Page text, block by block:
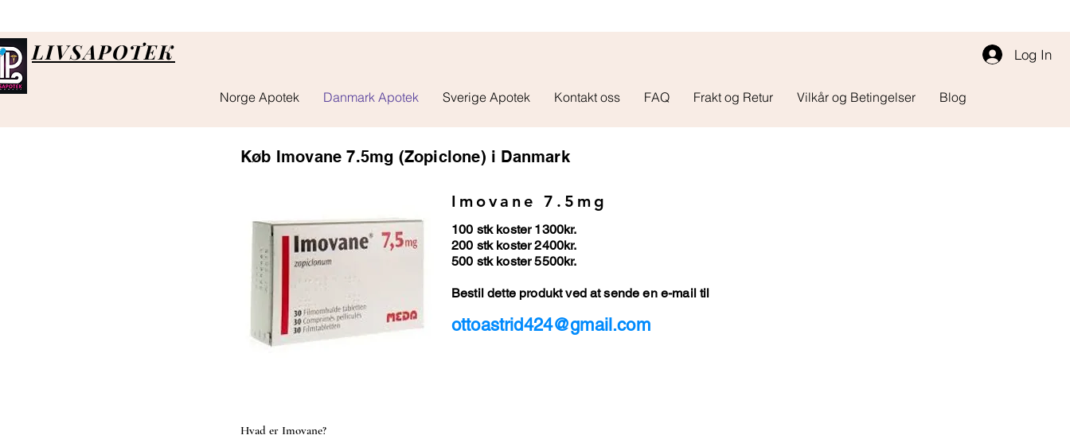
LIVSAPOTEK Log In
Norge Apotek Danmark Apotek Sverige Apotek Kontakt oss FAQ Frakt og Retur Vilkår og Betingelser Blog
Køb Imovane 7.5mg (Zopiclone) i Danmark
Imovane 7.5mg
100 stk koster 1300kr.
200 stk koster 2400kr.
500 stk koster 5500kr.
Bestil dette produkt ved at sende en e-mail til
ottoastrid424@gmail.com
Hvad er Imovane?